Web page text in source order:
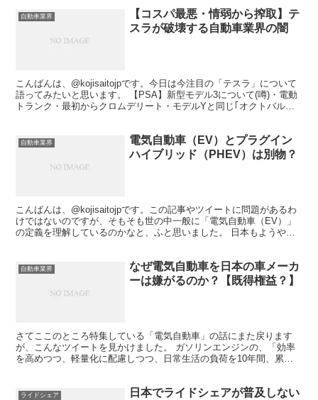
自動車業界
【コスパ最悪・情弱から搾取】テ
スラが破壊する自動車業界の闇
こんばんは、@kojisaitojpです。今日は今注目の「テスラ」について
語ってみたいと思います。 【PSA】新型モデル3について(噂)・電動
トランク・最初からクロムデリート・モデルYと同じ｢オクトバルブ｣
自動車業界
電気自動車（EV）とプラグイン
ハイブリッド（PHEV）は別物？
こんばんは、@kojisaitojpです。この記事やツイートに問題があるわ
けではないのですが、そもそも世の中一般に「電気自動車（EV）」
の定義を理解しているのかなと、ふと思いました。 日本もようやく
自動車業界
なぜ電気自動車を日本の車メーカ
ーは嫌がるのか？【既得権益？】
さてここのところ特集している「電気自動車」の話にまた戻ります
が、こんなツイートを見かけました。 ガソリンエンジンの、「効率
を高めつつ、軽量化に配慮しつつ、日常生活の負荷を10年間、累計
ライドシェア
日本でライドシェアが普及しない